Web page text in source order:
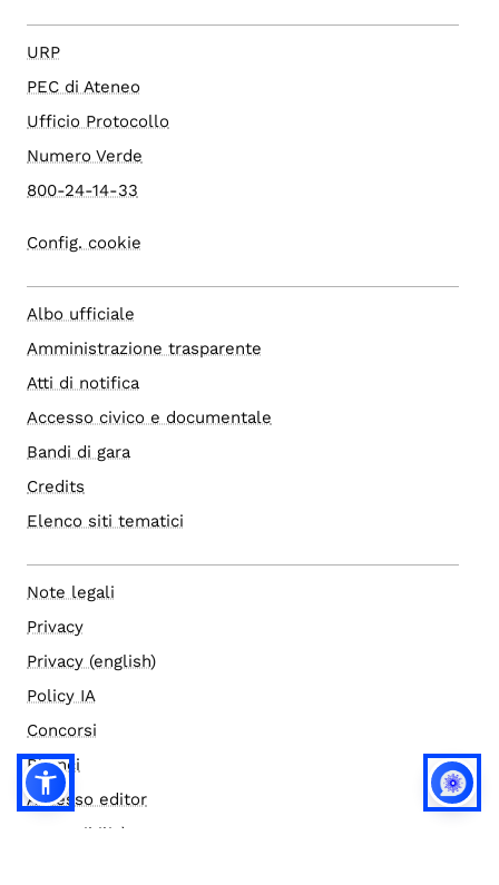
URP
PEC di Ateneo
Ufficio Protocollo
Numero Verde
800-24-14-33
Config. cookie
Albo ufficiale
Amministrazione trasparente
Atti di notifica
Accesso civico e documentale
Bandi di gara
Credits
Elenco siti tematici
Note legali
Privacy
Privacy (english)
Policy IA
Concorsi
Bilanci
Accesso editor
Accessibilità